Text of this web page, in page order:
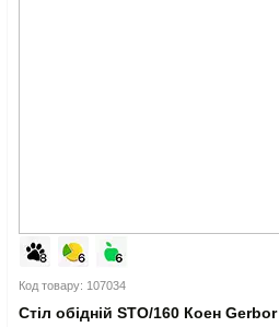
Код товару: 107034
Стіл обідній STO/160 Коен Gerbor